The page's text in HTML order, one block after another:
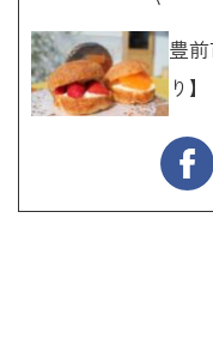
豊
り】